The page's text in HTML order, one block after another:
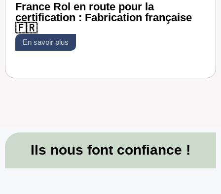
France Rol en route pour la
certification : Fabrication française
🇫🇷
En savoir plus
Ils nous font confiance !